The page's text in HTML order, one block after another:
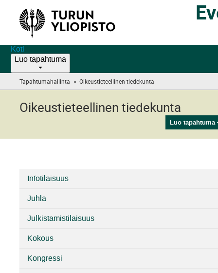
Koti
Luo tapahtuma
Tapahtumahallinta » Oikeustieteellinen tiedekunta
are
Oikeustieteellinen tiedekunta
Luo tapahtuma
tiedekunta
Infotilaisuus
Juhla
Julkistamistilaisuus
Kokous
Kongressi